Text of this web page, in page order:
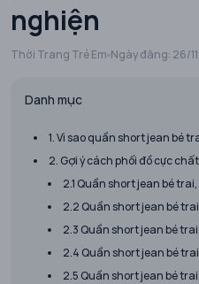
nghiện
Thời Trang Trẻ Em Ngày đăng: 26/
Danh mục
1. Vì sao quần short jean bé
2. Gợi ý cách phối đồ cực
2.1 Quần short jean bé
2.2 Quần short jean bé
2.3 Quần short jean bé
2.4 Quần short jean bé
2.5 Quần short jean bé